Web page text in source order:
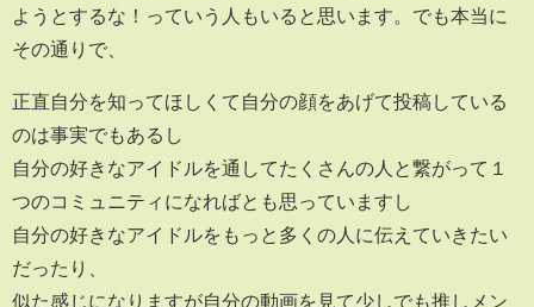
ようとするな！っていう人もいると思います。でも本当に
その通りで、
正直自分を知ってほしくて自分の顔をあげて投稿している
のは事実でもあるし
自分の好きなアイドルを通してたくさんの人と繋がって１
つのコミュニティになればとも思っていますし
自分の好きなアイドルをもっと多くの人に伝えていきたい
だったり、
似た感じになりますが自分の動画を見て少しでも推しメン